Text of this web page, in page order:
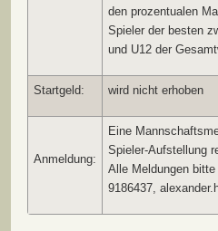
den prozentualen
Spieler der besten
und U12 der
Startgeld: wird nicht erhoben
Anmeldung:
Eine
Spieler-Aufstellung
Alle Meldungen
9186437,